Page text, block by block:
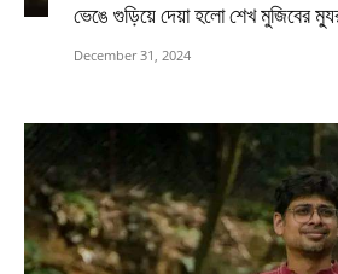
ভেঙে গুড়িয়ে দেয়া হলো শেখ মুজিবের
December 31, 2024